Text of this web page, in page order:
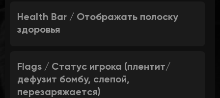
Health Bar / Отображать полоску
здоровья
Flags / Статус игрока (плентит/
дефузит бомбу, слепой,
перезаряжается)